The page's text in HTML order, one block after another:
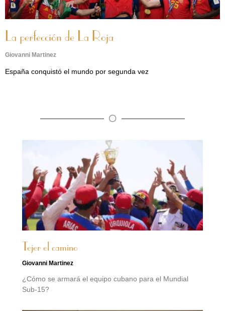
La perfección de La Roja
Giovanni Martinez
España conquistó el mundo por segunda vez
Tejer el camino
Giovanni Martinez
¿Cómo se armará el equipo cubano para el Mundial
Sub-15?